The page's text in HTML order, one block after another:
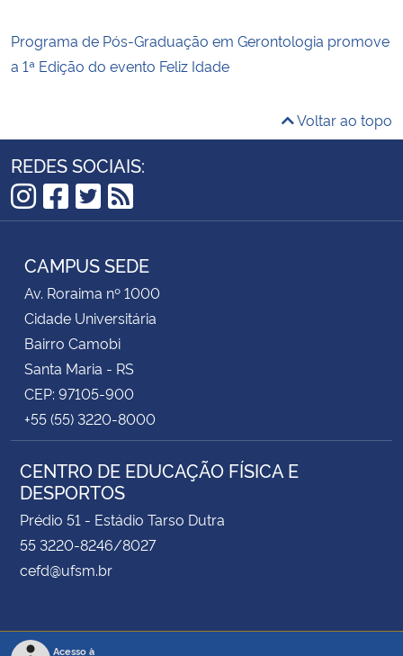
Programa de Pós-Graduação em Gerontologia promove
a 1ª Edição do evento Feliz Idade
Voltar ao topo
REDES SOCIAIS:
Instagram
Facebook
Twitter
RSS
CAMPUS SEDE
Av. Roraima nº 1000
Cidade Universitária
Bairro Camobi
Santa Maria - RS
CEP: 97105-900
+55 (55) 3220-8000
CENTRO DE EDUCAÇÃO FÍSICA E
DESPORTOS
Prédio 51 - Estádio Tarso Dutra
55 3220-8246/8027
cefd@ufsm.br
Acesso à